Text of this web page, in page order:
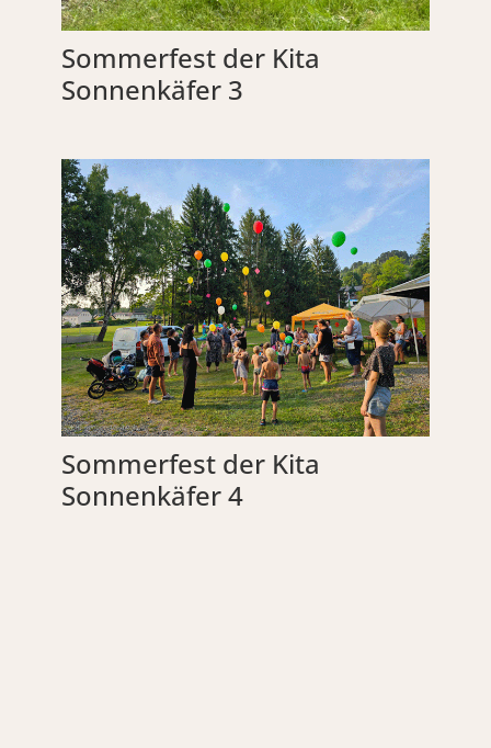
Sommerfest der Kita
Sonnenkäfer 3
Sommerfest der Kita
Sonnenkäfer 4